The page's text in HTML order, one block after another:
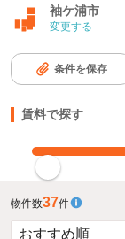
袖ケ浦市
変更する
条件を保存
賃料で探す
物件数37件